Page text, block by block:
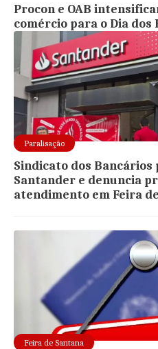
Procon e OAB
comércio para o Dia dos
Paralisação
Sindicato dos
Santander e denuncia
atendimento em Feira
Feira de Santana